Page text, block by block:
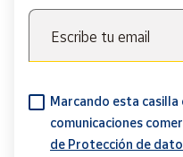
Escribe tu email
Marcando esta
comunicaciones
de Protección de